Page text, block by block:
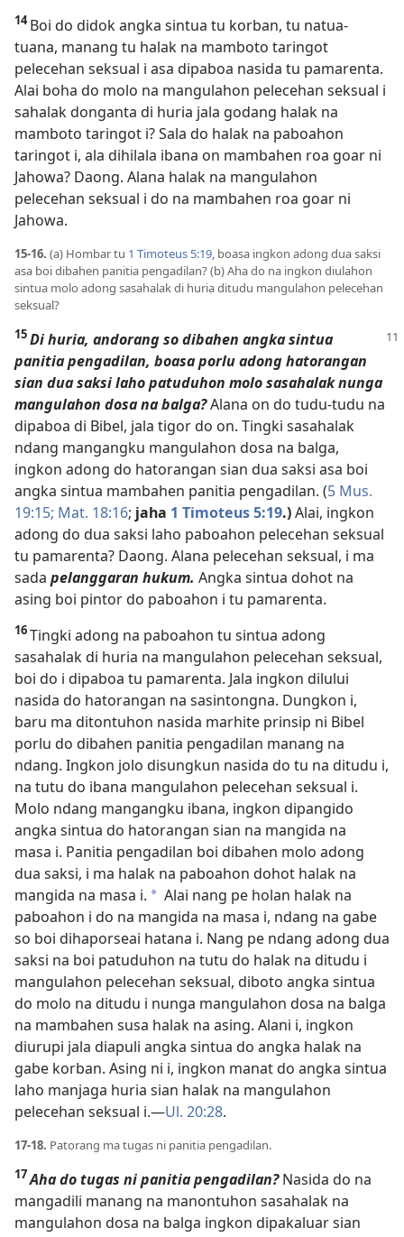
14Boi do didok angka sintua tu korban, tu natua-
tuana, manang tu halak na mamboto taringot
pelecehan seksual i asa dipaboa nasida tu pamarenta.
Alai boha do molo na mangulahon pelecehan seksual i
sahalak donganta di huria jala godang halak na
mamboto taringot i? Sala do halak na paboahon
taringot i, ala dihilala ibana on mambahen roa goar ni
Jahowa? Daong. Alana halak na mangulahon
pelecehan seksual i do na mambahen roa goar ni
Jahowa.
15-16. (a) Hombar tu 1 Timoteus 5:19, boasa ingkon adong dua saksi
asa boi dibahen panitia pengadilan? (b) Aha do na ingkon diulahon
sintua molo adong sasahalak di huria ditudu mangulahon pelecehan
seksual?
15Di huria, andorang so dibahen angka sintua
panitia pengadilan, boasa porlu adong hatorangan
sian dua saksi laho patuduhon molo sasahalak nunga
mangulahon dosa na balga?Alana on do tudu-tudu na
dipaboa di Bibel, jala tigor do on. Tingki sasahalak
ndang mangangku mangulahon dosa na balga,
ingkon adong do hatorangan sian dua saksi asa boi
angka sintua mambahen panitia pengadilan. (5 Mus.
19:15; Mat. 18:16; jaha 1 Timoteus 5:19.)Alai, ingkon
adong do dua saksi laho paboahon pelecehan seksual
tu pamarenta? Daong. Alana pelecehan seksual, i ma
sada pelanggaran hukum. Angka sintua dohot na
asing boi pintor do paboahon i tu pamarenta.
16Tingki adong na paboahon tu sintua adong
sasahalak di huria na mangulahon pelecehan seksual,
boi do i dipaboa tu pamarenta. Jala ingkon dilului
nasida do hatorangan na sasintongna. Dungkon i,
baru ma ditontuhon nasida marhite prinsip ni Bibel
porlu do dibahen panitia pengadilan manang na
ndang. Ingkon jolo disungkun nasida do tu na ditudu i,
na tutu do ibana mangulahon pelecehan seksual i.
Molo ndang mangangku ibana, ingkon dipangido
angka sintua do hatorangan sian na mangida na
masa i. Panitia pengadilan boi dibahen molo adong
dua saksi, i ma halak na paboahon dohot halak na
mangida na masa i. * Alai nang pe holan halak na
paboahon i do na mangida na masa i, ndang na gabe
so boi dihaporseai hatana i. Nang pe ndang adong dua
saksi na boi patuduhon na tutu do halak na ditudu i
mangulahon pelecehan seksual, diboto angka sintua
do molo na ditudu i nunga mangulahon dosa na balga
na mambahen susa halak na asing. Alani i, ingkon
diurupi jala diapuli angka sintua do angka halak na
gabe korban. Asing ni i, ingkon manat do angka sintua
laho manjaga huria sian halak na mangulahon
pelecehan seksual i.​—Ul. 20:28.
17-18. Patorang ma tugas ni panitia pengadilan.
17Aha do tugas ni panitia pengadilan?Nasida do na
mangadili manang na manontuhon sasahalak na
mangulahon dosa na balga ingkon dipakaluar sian